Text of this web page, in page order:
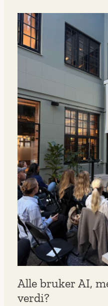
Alle bruker AI,
verdi?